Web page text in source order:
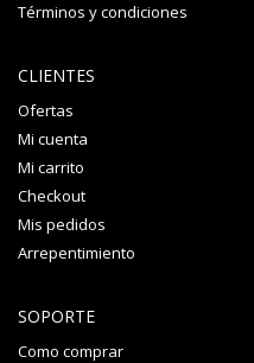
Términos y condiciones
CLIENTES
Ofertas
Mi cuenta
Mi carrito
Checkout
Mis pedidos
Arrepentimiento
SOPORTE
Como comprar